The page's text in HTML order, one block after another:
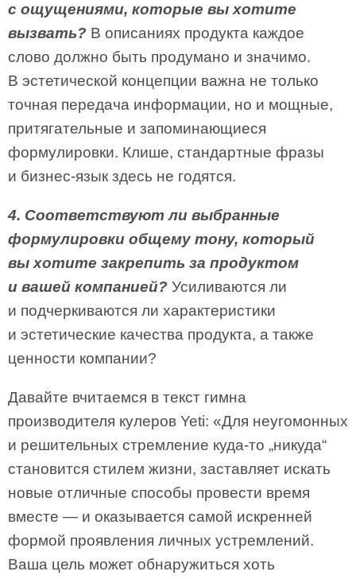
с ощущениями, которые вы хотите
вызвать? В описаниях продукта каждое
слово должно быть продумано и значимо.
В эстетической концепции важна не только
точная передача информации, но и мощные,
притягательные и запоминающиеся
формулировки. Клише, стандартные фразы
и бизнес-язык здесь не годятся.
4. Соответствуют ли выбранные
формулировки общему тону, который
вы хотите закрепить за продуктом
и вашей компанией? Усиливаются ли
и подчеркиваются ли характеристики
и эстетические качества продукта, а также
ценности компании?
Давайте вчитаемся в текст гимна
производителя кулеров Yeti: «Для неугомонных
и решительных стремление куда-то „никуда“
становится стилем жизни, заставляет искать
новые отличные способы провести время
вместе — и оказывается самой искренней
формой проявления личных устремлений.
Ваша цель может обнаружиться хоть